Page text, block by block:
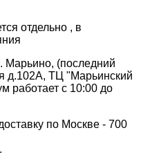
отдельно , в
Марьино, (последний
д.102А, ТЦ "Марьинский
работает с 10:00 до
по Москве - 700